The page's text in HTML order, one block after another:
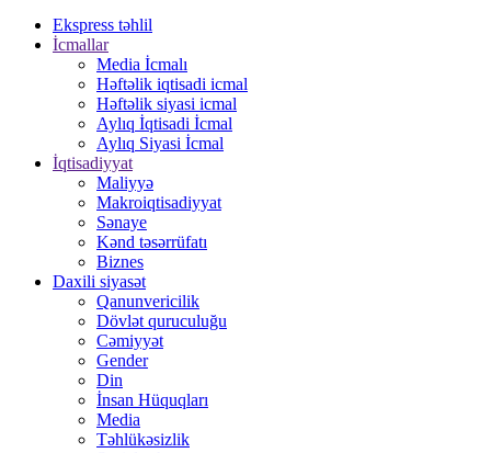
Ekspress təhlil
İcmallar
Media İcmalı
Həftəlik iqtisadi icmal
Həftəlik siyasi icmal
Aylıq İqtisadi İcmal
Aylıq Siyasi İcmal
İqtisadiyyat
Maliyyə
Makroiqtisadiyyat
Sənaye
Kənd təsərrüfatı
Biznes
Daxili siyasət
Qanunvericilik
Dövlət quruculuğu
Cəmiyyət
Gender
Din
İnsan Hüquqları
Media
Təhlükəsizlik